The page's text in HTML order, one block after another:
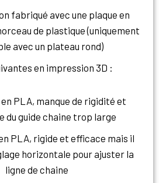
fabriqué avec une plaque en
de plastique (uniquement
avec un plateau rond)
en impression 3D :
PLA, manque de rigidité et
du guide chaine trop large
PLA, rigide et efficace mais il
horizontale pour ajuster la
ligne de chaine